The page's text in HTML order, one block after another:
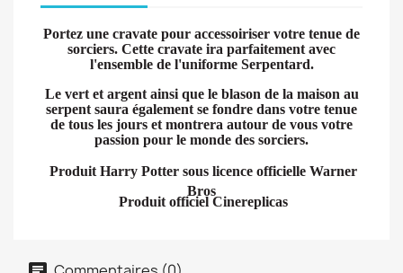
Portez une cravate pour accessoiriser votre tenue de
sorciers. Cette cravate ira parfaitement avec
l'ensemble de l'uniforme Serpentard.
Le vert et argent ainsi que le blason de la maison au
serpent saura également se fondre dans votre tenue
de tous les jours et montrera autour de vous votre
passion pour le monde des sorciers.
Produit Harry Potter sous licence officielle Warner
Bros
Produit officiel Cinereplicas